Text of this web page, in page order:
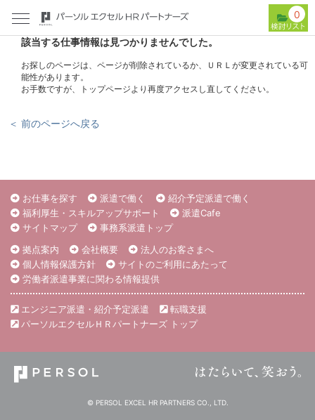
0
該当する仕事情報は見つかりませんでした。
お探しのページは、ページが削除されているか、ＵＲＬが変更されている可
能性があります。
お手数ですが、トップページより再度アクセスし直してください。
＜ 前のページへ戻る
お仕事を探す 派遣で働く
紹介予定派遣で働く
福利厚生・スキルアップサポート
派遣Cafe
サイトマップ
事務系派遣トップ
拠点案内
会社概要
法人のお客さまへ
個人情報保護方針
サイトのご利用にあたって
労働者派遣事業に関わる情報提供
エンジニア派遣・紹介予定派遣
転職支援
パーソルエクセルＨＲパートナーズ トップ
© PERSOL EXCEL HR PARTNERS CO., LTD.